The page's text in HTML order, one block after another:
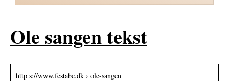
Ole sangen tekst
http s://www.festabc.dk › ole-sangen